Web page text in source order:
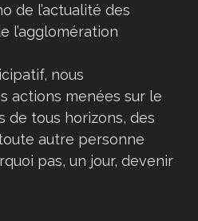
de l’actualité des
l’agglomération
nous
actions menées sur le
de tous horizons, des
autre personne
pas, un jour, devenir